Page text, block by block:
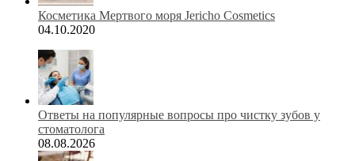
Косметика Мертвого моря Jericho Cosmetics
04.10.2020
Ответы на популярные вопросы про чистку зубов у
стоматолога
08.08.2026